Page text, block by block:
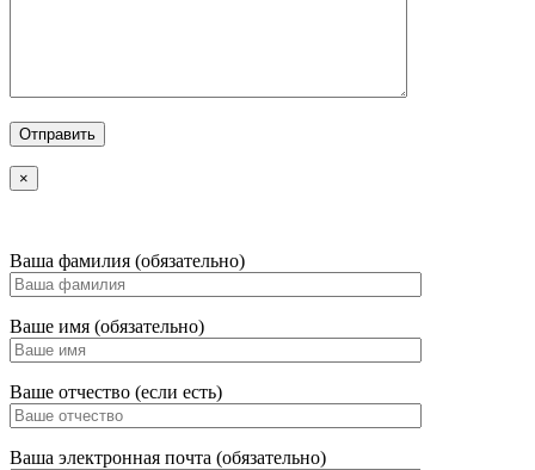
×
Ваша фамилия (обязательно)
Ваше имя (обязательно)
Ваше отчество (если есть)
Ваша электронная почта (обязательно)